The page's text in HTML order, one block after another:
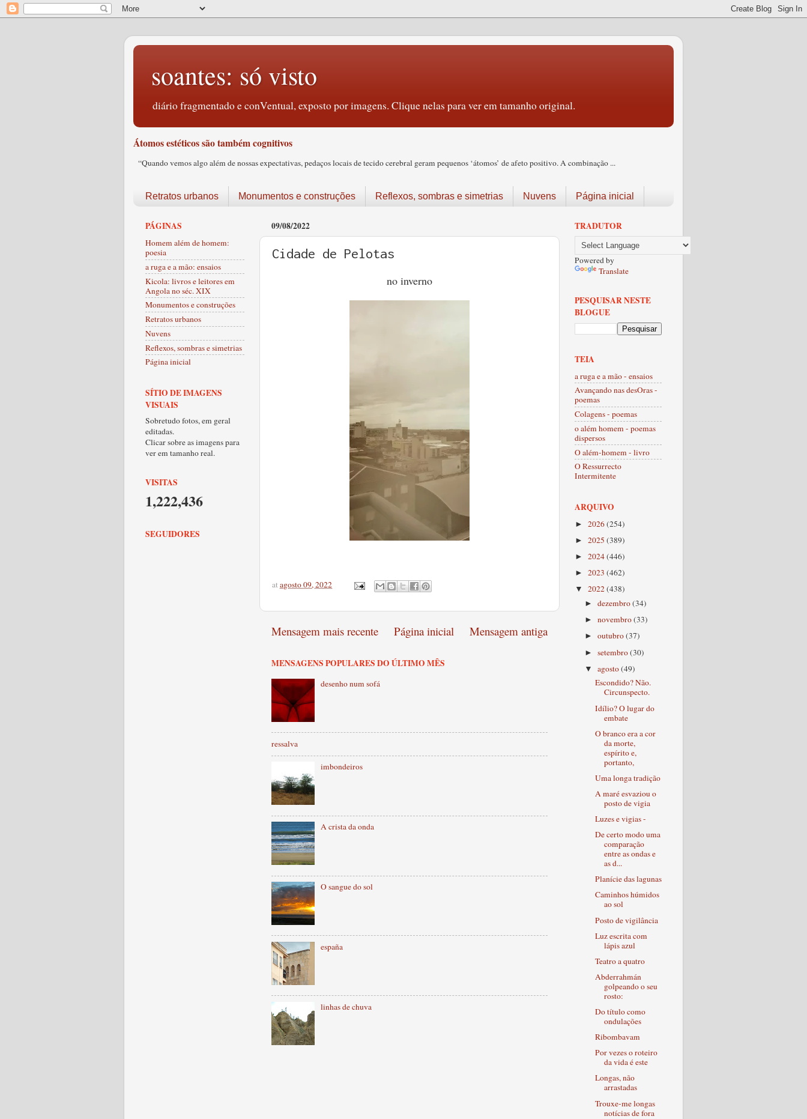
soantes: só visto
diário fragmentado e conVentual, exposto por imagens. Clique nelas para ver em tamanho original.
Átomos estéticos são também cognitivos
“Quando vemos algo além de nossas expectativas, pedaços locais de tecido cerebral geram pequenos ‘átomos’ de afeto positivo. A combinação ...
Retratos urbanos Monumentos e construções Reflexos, sombras e simetrias Nuvens Página inicial
09/08/2022
Cidade de Pelotas
no inverno
atagosto 09, 2022
Mensagem mais recente Mensagem antiga
Página inicial
MENSAGENS POPULARES DO ÚLTIMO MÊS
desenho num sofá
ressalva
imbondeiros
A crista da onda
O sangue do sol
españa
linhas de chuva
PÁGINAS
Homem além de homem:
poesia
a ruga e a mão: ensaios
Kicola: livros e leitores em
Angola no séc. XIX
Monumentos e construções
Retratos urbanos
Nuvens
Reflexos, sombras e simetrias
Página inicial
SÍTIO DE IMAGENS
VISUAIS
Sobretudo fotos, em geral
editadas.
Clicar sobre as imagens para
ver em tamanho real.
VISITAS
1,222,436
SEGUIDORES
TRADUTOR
Powered by
Translate
PESQUISAR NESTE
BLOGUE
TEIA
a ruga e a mão - ensaios
Avançando nas desOras -
poemas
Colagens - poemas
o além homem - poemas
dispersos
O além-homem - livro
O Ressurrecto
Intermitente
ARQUIVO
► 2026(254)
► 2025 (389)
► 2024(446)
► 2023 (462)
▼ 2022(438)
►dezembro(34)
►novembro(33)
►outubro(37)
►setembro(30)
▼agosto(49)
Escondido? Não.
Circunspecto.
Idílio? O lugar do
embate
O branco era a cor
da morte,
espírito e,
portanto,
Uma longa tradição
A maré esvaziou o
posto de vigia
Luzes e vigias -
De certo modo uma
comparação
entre as ondas e
as d...
Planície das lagunas
Caminhos húmidos
ao sol
Posto de vigilância
Luz escrita com
lápis azul
Teatro a quatro
Abderrahmán
golpeando o seu
rosto:
Do título como
ondulações
Ribombavam
Por vezes o roteiro
da vida é este
Longas, não
arrastadas
Trouxe-me longas
notícias de fora